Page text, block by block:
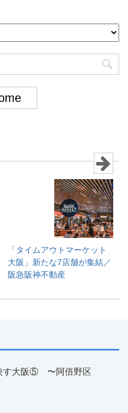
「タイムアウトマーケット
大阪」新たな7店舗が集結／
阪急阪神不動産
す大阪⑤ 〜阿倍野区